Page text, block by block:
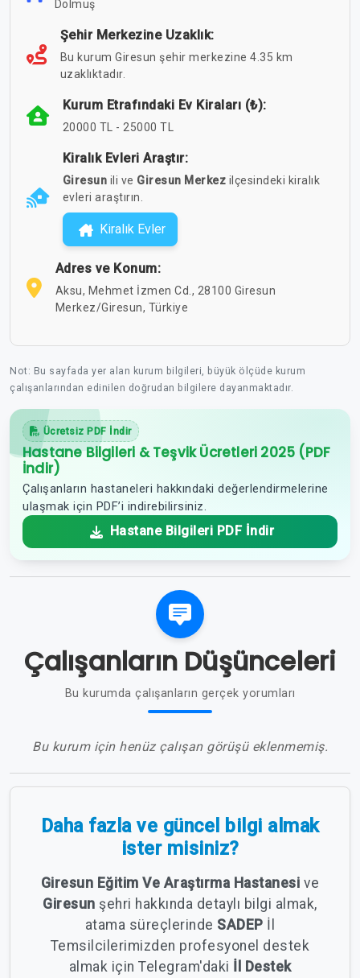
Dolmuş
Şehir Merkezine Uzaklık:
Bu kurum Giresun şehir merkezine 4.35 km
uzaklıktadır.
Kurum Etrafındaki Ev Kiraları (₺):
20000 TL - 25000 TL
Kiralık Evleri Araştır:
Giresun ili ve Giresun Merkez ilçesindeki kiralık
evleri araştırın.
Kiralık Evler
Adres ve Konum:
Aksu, Mehmet İzmen Cd., 28100 Giresun
Merkez/Giresun, Türkiye
Not: Bu sayfada yer alan kurum bilgileri, büyük ölçüde kurum
çalışanlarından edinilen doğrudan bilgilere dayanmaktadır.
Ücretsiz PDF İndir
Hastane Bilgileri & Teşvik Ücretleri 2025 (PDF
İndir)
Çalışanların hastaneleri hakkındaki değerlendirmelerine
ulaşmak için PDF’i indirebilirsiniz.
Hastane Bilgileri PDF İndir
Çalışanların Düşünceleri
Bu kurumda çalışanların gerçek yorumları
Bu kurum için henüz çalışan görüşü eklenmemiş.
Daha fazla ve güncel bilgi almak
ister misiniz?
Giresun Eğitim Ve Araştırma Hastanesi ve
Giresun şehri hakkında detaylı bilgi almak,
atama süreçlerinde SADEP İl
Temsilcilerimizden profesyonel destek
almak için Telegram'daki İl Destek